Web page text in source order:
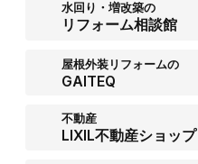
水回り・増改築の
リフォーム相談館
屋根外装リフォームの
GAITEQ
不動産
LIXIL不動産ショップ